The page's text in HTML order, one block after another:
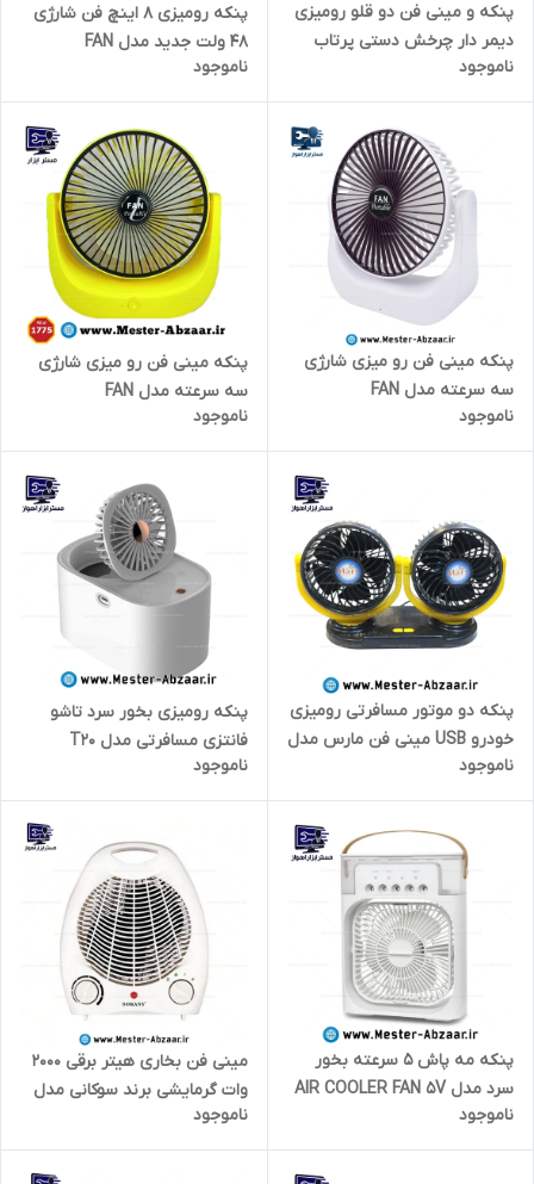
پنکه و مینی فن دو قلو رومیزی
دیمر دار چرخش دستی پرتاب
پرتاب
ناموجود
پنکه رومیزی 8 اینچ فن شارژی
48 ولت جدید مدل FAN
LITHIUM EJ-81484-7
ناموجود
پنکه مینی فن رو میزی شارژی
سه سرعته مدل FAN
تاشو
ناموجود
پنکه مینی فن رو میزی شارژی
سه سرعته مدل FAN
PORTABLE 1775 رومیزی تاشو
ناموجود
پنکه دو موتور مسافرتی رومیزی
خودرو USB مینی فن مارس مدل
MINI FAN DOUBL X916
ناموجود
پنکه رومیزی بخور سرد تاشو
فانتزی مسافرتی مدل T20
ناموجود
پنکه مه پاش 5 سرعته بخور
سرد مدل AIR COOLER FAN 5V
ناموجود
مینی فن بخاری هیتر برقی 2000
وات گرمایشی برند سوکانی مدل
SOKANY SK-1650
ناموجود